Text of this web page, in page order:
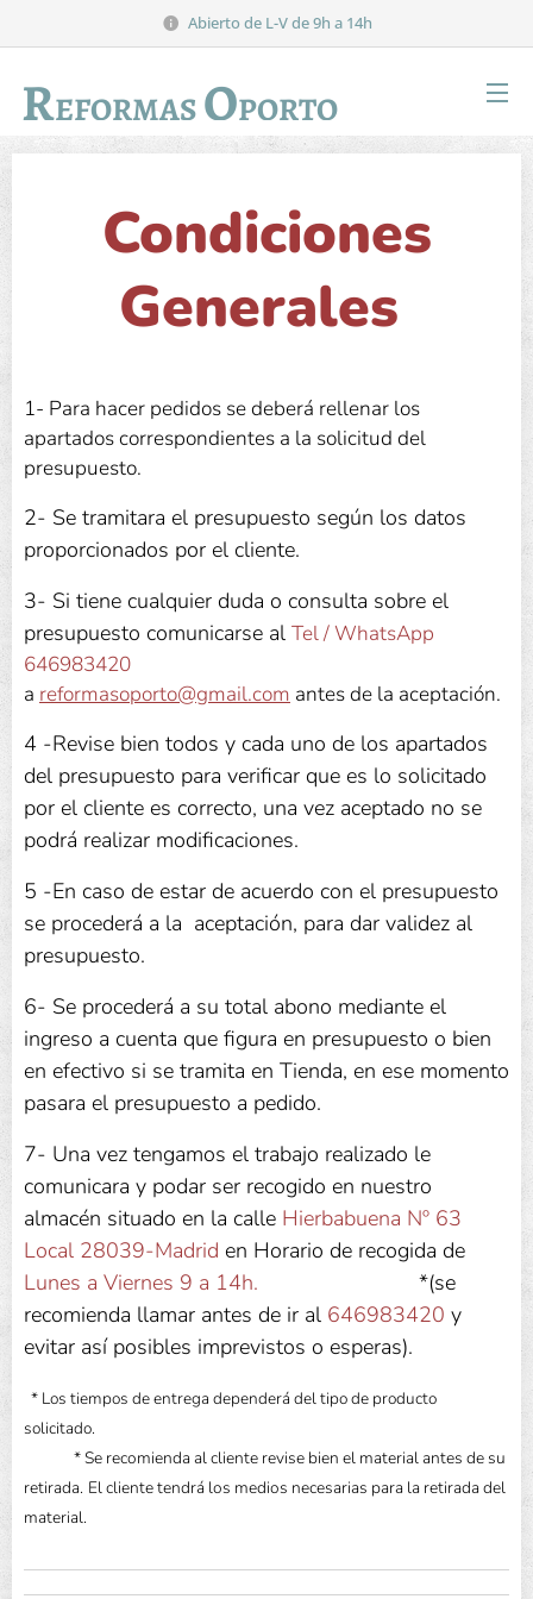
Abierto de L-V de 9h a 14h
REFORMASOPORTO
Condiciones
Generales
1- Para hacer pedidos se deberá rellenar los
apartados correspondientes a la solicitud del
presupuesto.
2- Se tramitara el presupuesto según los datos
proporcionados por el cliente.
3- Si tiene cualquier duda o consulta sobre el
presupuesto comunicarse al Tel / WhatsApp
646983420
a reformasoporto@gmail.com antes de la aceptación.
4 -Revise bien todos y cada uno de los apartados
del presupuesto para verificar que es lo solicitado
por el cliente es correcto, una vez aceptado no se
podrá realizar modificaciones.
5 -En caso de estar de acuerdo con el presupuesto
se procederá a la aceptación, para dar validez al
presupuesto.
6- Se procederá a su total abono mediante el
ingreso a cuenta que figura en presupuesto o bien
en efectivo si se tramita en Tienda, en ese momento
pasara el presupuesto a pedido.
7- Una vez tengamos el trabajo realizado le
comunicara y podar ser recogido en nuestro
almacén situado en la calle Hierbabuena Nº 63
Local 28039-Madrid en Horario de recogida de
Lunes a Viernes 9 a 14h. *(se
recomienda llamar antes de ir al 646983420 y
evitar así posibles imprevistos o esperas).
* Los tiempos de entrega dependerá del tipo de producto
solicitado.
* Se recomienda al cliente revise bien el material antes de su
retirada. El cliente tendrá los medios necesarias para la retirada del
material.